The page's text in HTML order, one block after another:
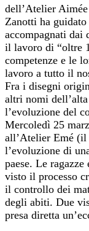
dell’Atelier
Zanotti ha guidato
accompagnati dai
il lavoro di “oltre
competenze e le
lavoro a tutto il
Fra i disegni
altri nomi
l’evoluzione del
Mercoledì 25
all’Atelier Emé (il
l’evoluzione di
paese. Le
visto il processo
il controllo dei
degli abiti. Due
presa diretta